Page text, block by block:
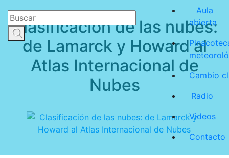
Aula
abierta
Cambio
Radio
Videos
Contacto
Clasificación de las nubes:
de Lamarck y Howard al
Atlas Internacional de
Nubes